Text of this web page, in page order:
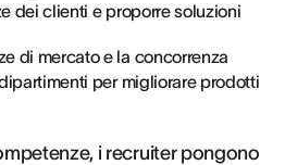
dei clienti e proporre soluzioni
di mercato e la concorrenza
per migliorare prodotti
i recruiter pongono